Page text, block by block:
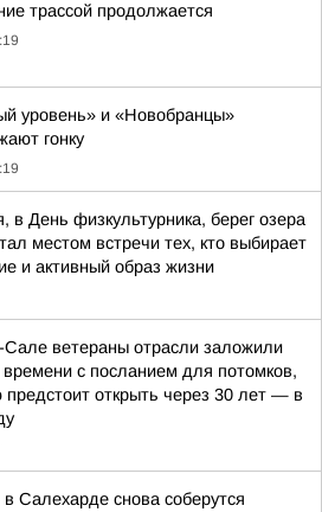
трассой продолжается
уровень» и «Новобранцы»
гонку
в День физкультурника, берег озера
местом встречи тех, кто выбирает
и активный образ жизни
Сале ветераны отрасли заложили
времени с посланием для потомков,
предстоит открыть через 30 лет — в
Салехарде снова соберутся